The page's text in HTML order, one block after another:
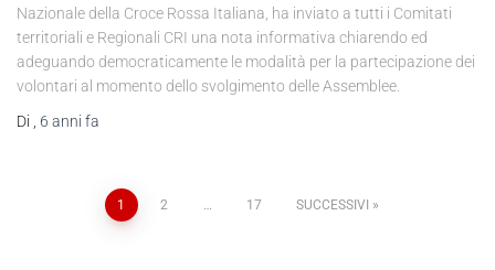
Nazionale della Croce Rossa Italiana, ha inviato a tutti i Comitati
territoriali e Regionali CRI una nota informativa chiarendo ed
adeguando democraticamente le modalità per la partecipazione dei
volontari al momento dello svolgimento delle Assemblee.
Di
6 anni fa
1 2 … 17 SUCCESSIVI